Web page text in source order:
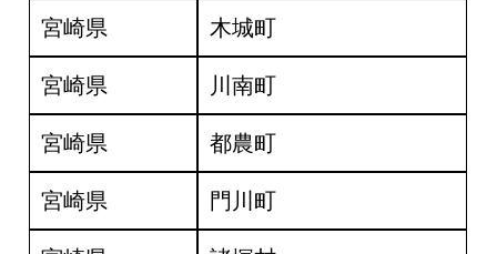
宮崎県 木城町
宮崎県 川南町
宮崎県 都農町
宮崎県 門川町